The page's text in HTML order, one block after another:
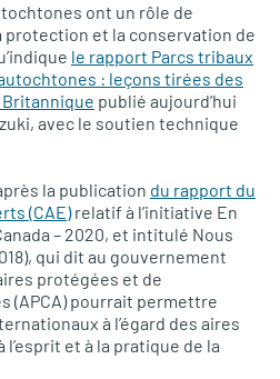
ont un rôle de
protection et la conservation de
le rapport Parcs tribaux
: leçons tirées des
Britannique publié aujourd’hui
avec le soutien technique
la publication du rapport du
(CAE)relatif à l’initiative En
– 2020, et intitulé Nous
qui dit au gouvernement
protégées et de
(APCA) pourrait permettre
à l’égard des aires
et à la pratique de la